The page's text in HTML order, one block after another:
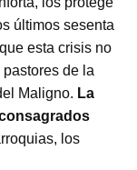
últimos sesenta
esta crisis no
de la
Maligno. La
los